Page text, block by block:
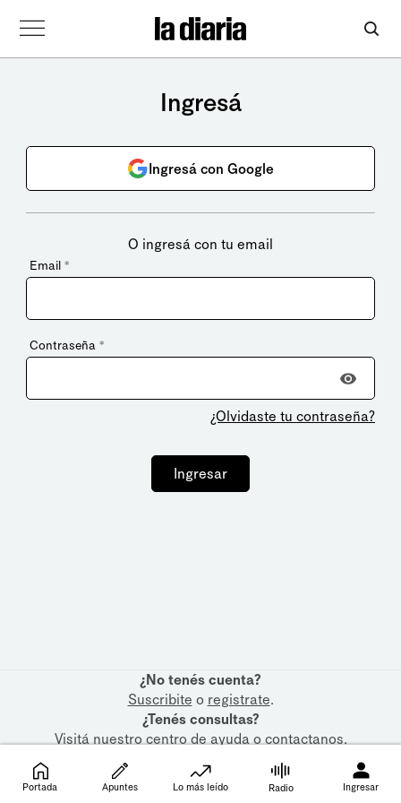
Ingresá
Ingresá con Google
O ingresá con tu email
Email *
Contraseña *
¿Olvidaste tu contraseña?
Ingresar
¿No tenés cuenta?
Suscribite o registrate.
¿Tenés consultas?
Visitá nuestrocentro de ayudaocontactanos.
Portada Apuntes Lo más leído Radio Ingresar